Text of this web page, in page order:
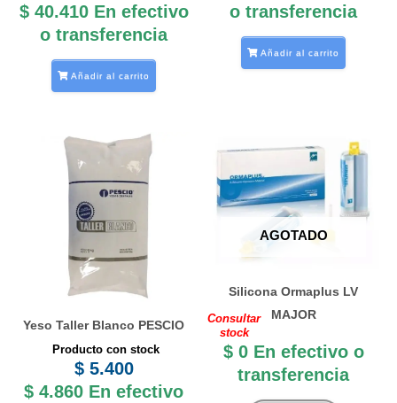
$40.410 En efectivo
o transferencia
Añadir al carrito
o transferencia
Añadir al carrito
Yeso Taller Blanco PESCIO
Producto con stock
$5.400
$ 4.860 En efectivo
AGOTADO
Silicona Ormaplus LV
MAJOR
Consultar
stock
$0 En efectivo o
transferencia